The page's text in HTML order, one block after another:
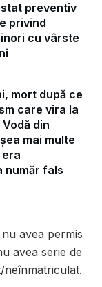
preventiv
privind
cu vârste
mort după ce
care vira la
din
mai multe
număr fals
avea permis
avea serie de
neînmatriculat.